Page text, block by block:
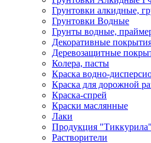
Грунтовки алкидные,
Грунтовки Водные
Грунты водные,
Декоративные
Деревозащитные
Колера, пасты
Краска водно-
Краска для дорожной
Краска-спрей
Краски маслянные
Лаки
Продукция "Тиккурила"
Растворители